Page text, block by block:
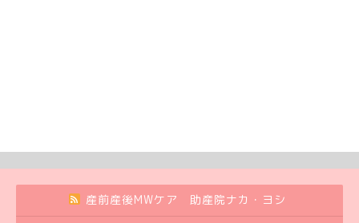
産前産後MWケア 助産院ナカ・ヨシ